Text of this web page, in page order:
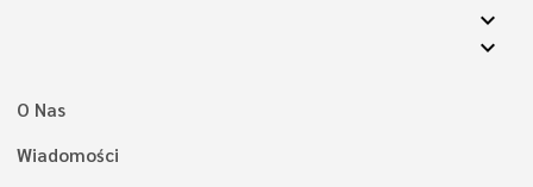
expand_more
expand_more
O Nas
Wiadomości